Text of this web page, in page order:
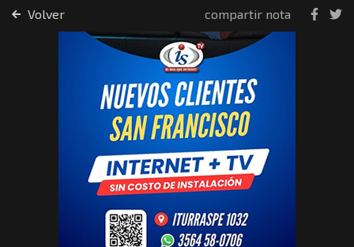
Volver compartir nota